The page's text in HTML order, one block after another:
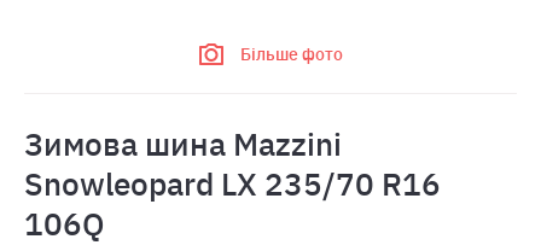
Більше фото
Зимова шина Mazzini
Snowleopard LX 235/70 R16
106Q